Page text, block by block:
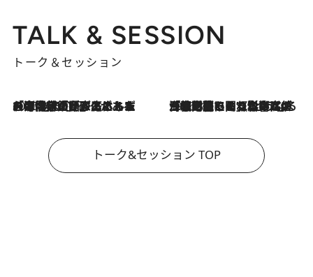
TALK & SESSION
トーク＆セッション
2026.8.3
「今後値上げがあるとすれば…」「リスクがあるのは今年の冬」エネルギー専門家が語る、ホルムズ海峡封鎖が家庭にもたらす“ある心配” 2026.8.3
「住宅建てられない…」「サーチャージ料の高値が続いている」ホルムズ海峡封鎖による影響はいつまで続く？《エネルギー専門家に聞く“どうなる日本の暮らし”》
トーク&セッション TOP